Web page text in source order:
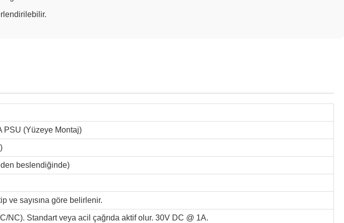
PSU (Yüzeye Montaj)
beslendiğinde)
ve sayısına göre belirlenir.
NC). Standart veya acil çağrıda aktif olur. 30V DC @ 1A.